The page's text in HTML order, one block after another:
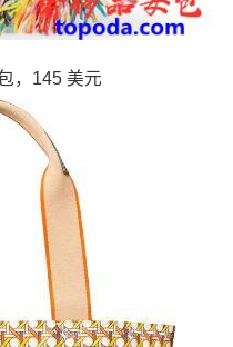
，145 美元